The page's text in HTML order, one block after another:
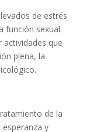
de estrés
función sexual.
actividades que
plena, la
de la
y